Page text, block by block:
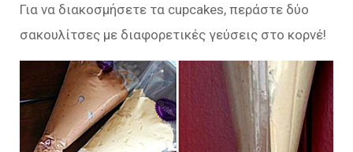
Για να διακοσμήσετε τα cupcakes, περάστε δύο
σακουλίτσες με διαφορετικές γεύσεις στο κορνέ!